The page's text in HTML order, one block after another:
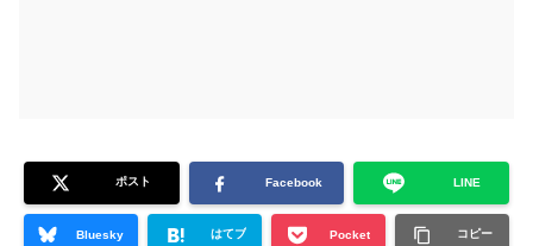
ポスト Facebook LINE
Bluesky はてブ Pocket コピー